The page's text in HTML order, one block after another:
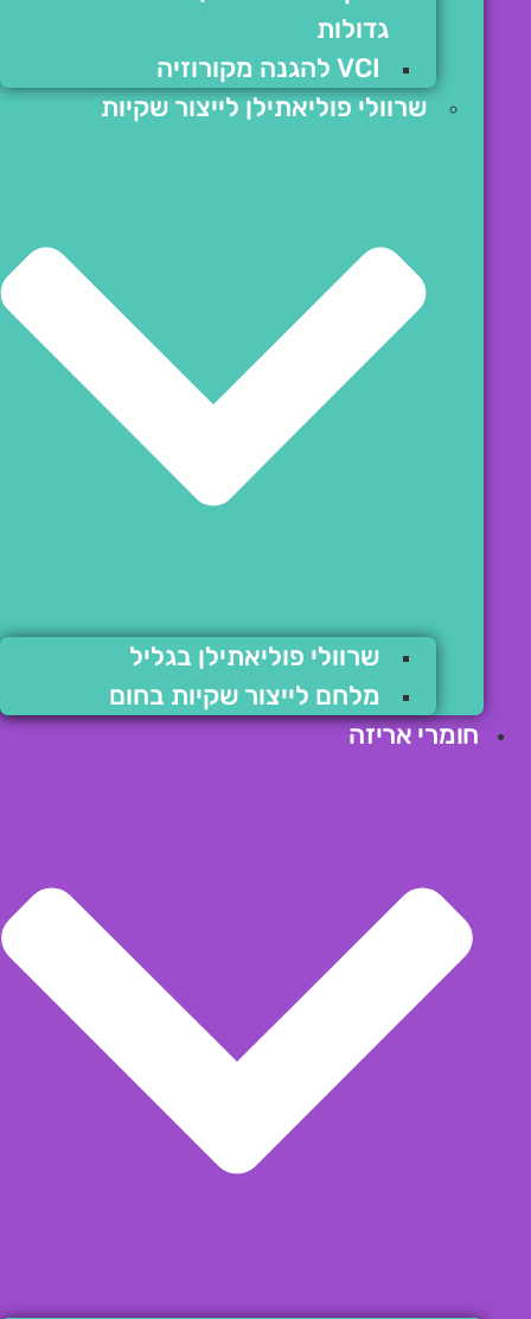
גדולות
VCI להגנה מקורוזיה
שרוולי פוליאתילן לייצור שקיות
שרוולי פוליאתילן בגליל
מלחם לייצור שקיות בחום
חומרי אריזה